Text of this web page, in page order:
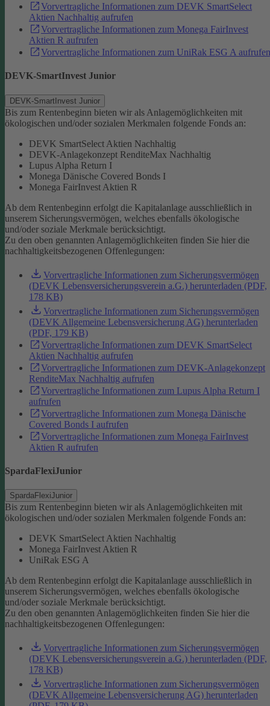
Vorvertragliche Informationen zum DEVK SmartSelect
Aktien Nachhaltig aufrufen
Vorvertragliche Informationen zum Monega FairInvest
Aktien R aufrufen
Vorvertragliche Informationen zum UniRak ESG A aufrufen
DEVK-SmartInvest Junior
DEVK-SmartInvest Junior
Bis zum Rentenbeginn bieten wir als Anlagemöglichkeiten mit
ökologischen und/oder sozialen Merkmalen folgende Fonds an:
DEVK SmartSelect Aktien Nachhaltig
DEVK-Anlagekonzept RenditeMax Nachhaltig
Lupus Alpha Return I
Monega Dänische Covered Bonds I
Monega FairInvest Aktien R
Ab dem Rentenbeginn erfolgt die Kapitalanlage ausschließlich in
unserem Sicherungsvermögen, welches ebenfalls ökologische
und/oder soziale Merkmale berücksichtigt.
Zu den oben genannten Anlagemöglichkeiten finden Sie hier die
nachhaltigkeitsbezogenen Offenlegungen:
Vorvertragliche Informationen zum Sicherungsvermögen
(DEVK Lebensversicherungsverein a.G.) herunterladen (PDF,
178 KB)
Vorvertragliche Informationen zum Sicherungsvermögen
(DEVK Allgemeine Lebensversicherung AG) herunterladen
(PDF, 179 KB)
Vorvertragliche Informationen zum DEVK SmartSelect
Aktien Nachhaltig aufrufen
Vorvertragliche Informationen zum DEVK-Anlagekonzept
RenditeMax Nachhaltig aufrufen
Vorvertragliche Informationen zum Lupus Alpha Return I
aufrufen
Vorvertragliche Informationen zum Monega Dänische
Covered Bonds I aufrufen
Vorvertragliche Informationen zum Monega FairInvest
Aktien R aufrufen
SpardaFlexiJunior
SpardaFlexiJunior
Bis zum Rentenbeginn bieten wir als Anlagemöglichkeiten mit
ökologischen und/oder sozialen Merkmalen folgende Fonds an:
DEVK SmartSelect Aktien Nachhaltig
Monega FairInvest Aktien R
UniRak ESG A
Ab dem Rentenbeginn erfolgt die Kapitalanlage ausschließlich in
unserem Sicherungsvermögen, welches ebenfalls ökologische
und/oder soziale Merkmale berücksichtigt.
Zu den oben genannten Anlagemöglichkeiten finden Sie hier die
nachhaltigkeitsbezogenen Offenlegungen:
Vorvertragliche Informationen zum Sicherungsvermögen
(DEVK Lebensversicherungsverein a.G.) herunterladen (PDF,
178 KB)
Vorvertragliche Informationen zum Sicherungsvermögen
(DEVK Allgemeine Lebensversicherung AG) herunterladen